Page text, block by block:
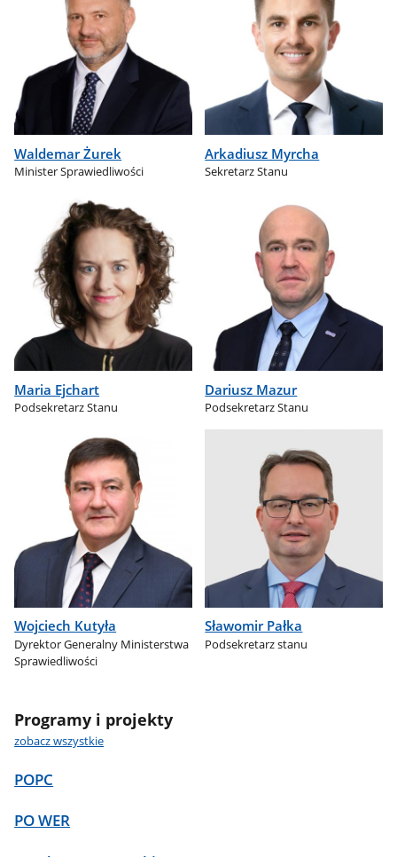
Waldemar Żurek
Minister Sprawiedliwości
Arkadiusz Myrcha
Sekretarz Stanu
Maria Ejchart
Podsekretarz Stanu
Dariusz Mazur
Podsekretarz Stanu
Wojciech Kutyła
Dyrektor Generalny Ministerstwa
Sprawiedliwości
Sławomir Pałka
Podsekretarz stanu
Programy i projekty
zobacz wszystkie
POPC
PO WER